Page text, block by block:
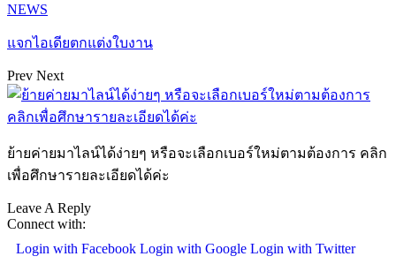
NEWS
แจกไอเดียตกแต่งใบงาน
Prev Next
ย้ายค่ายมาไลน์ได้ง่ายๆ หรือจะเลือกเบอร์ใหม่ตามต้องการ คลิก
เพื่อศึกษารายละเอียดได้ค่ะ
Leave A Reply
Connect with:
Login with Facebook Login with Google Login with Twitter